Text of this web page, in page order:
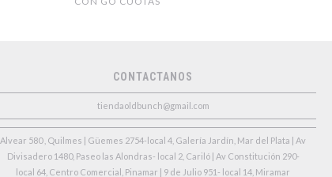
CONTACTANOS
tiendaoldbunch@gmail.com
Alvear 580 , Quilmes | Güemes 2754-local 4, Galería Jardín, Mar del Plata | Av
Divisadero 1480, Paseo las Alondras- local 2, Cariló | Av Constitución 290-
local 64, Centro Comercial, Pinamar | 9 de Julio 951- local 14, Miramar